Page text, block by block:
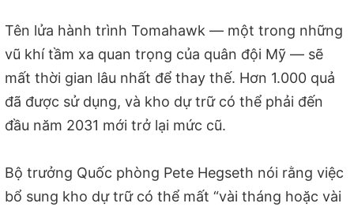
Tên lửa hành trình Tomahawk — một trong những
vũ khí tầm xa quan trọng của quân đội Mỹ — sẽ
mất thời gian lâu nhất để thay thế. Hơn 1.000 quả
đã được sử dụng, và kho dự trữ có thể phải đến
đầu năm 2031 mới trở lại mức cũ.
Bộ trưởng Quốc phòng Pete Hegseth nói rằng việc
bổ sung kho dự trữ có thể mất “vài tháng hoặc vài